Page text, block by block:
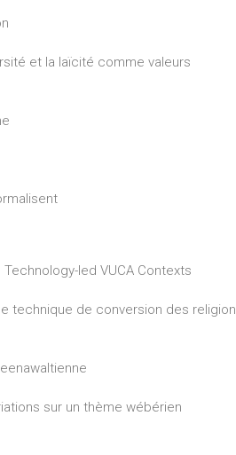
et la laïcité comme valeurs
led VUCA Contexts
technique de conversion des
sur un thème wébérien